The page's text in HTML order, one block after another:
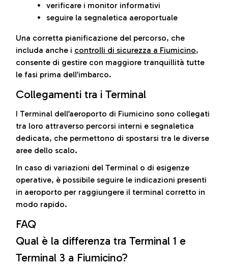
verificare i monitor informativi
seguire la segnaletica aeroportuale
Una corretta pianificazione del percorso, che
includa anche i controlli di sicurezza a Fiumicino,
consente di gestire con maggiore tranquillità tutte
le fasi prima dell’imbarco.
Collegamenti tra i Terminal
I Terminal dell’aeroporto di Fiumicino sono collegati
tra loro attraverso percorsi interni e segnaletica
dedicata, che permettono di spostarsi tra le diverse
aree dello scalo.
In caso di variazioni del Terminal o di esigenze
operative, è possibile seguire le indicazioni presenti
in aeroporto per raggiungere il terminal corretto in
modo rapido.
FAQ
Qual è la differenza tra Terminal 1 e
Terminal 3 a Fiumicino?